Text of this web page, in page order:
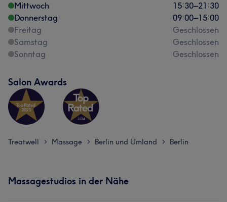
Mittwoch
15:30–21:30
Donnerstag
09:00–15:00
Freitag
Geschlossen
Samstag
Geschlossen
Sonntag
Geschlossen
Salon Awards
Treatwell > Massage > Berlin und Umland > Berlin
Massagestudios in der Nähe